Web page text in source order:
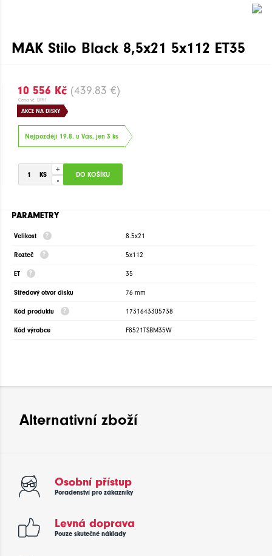
MAK Stilo Black 8,5x21 5x112 ET35
10 556 Kč (439.83 €)
Cena vč. DPH
AKCE NA DISKY
Nejpozději 19.8. u Vás, jen 3 ks
+
-
PARAMETRY
Velikost 8.5x21
Rozteč 5x112
ET 35
Středový otvor disku 76 mm
Kód produktu 1731643305738
Kód výrobce F8521TSBM35W
Alternativní zboží
Osobní přístup
Poradenství pro zákazníky
Levná doprava
Pouze skutečné náklady